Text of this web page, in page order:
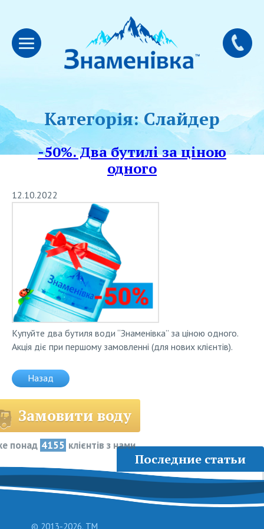
Категорія:Слайдер
-50%. Два бутилi за ціною
одного
12.10.2022
Купуйте два бутиля води “Знаменівка” за ціною одного.
Акція діє при першому замовленнi (для нових клієнтів).
Назад
Последние статьи
вода?
Замовити воду
понад 4155 клієнтів з нами
© 2013-2026. ТМ